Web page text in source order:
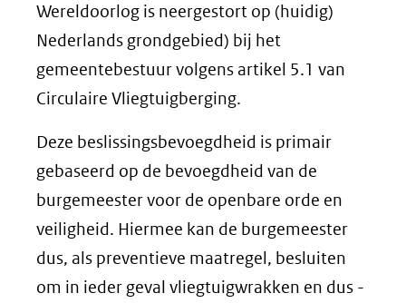
Wereldoorlog is neergestort op (huidig)
Nederlands grondgebied) bij het
gemeentebestuur volgens artikel 5.1 van
Circulaire Vliegtuigberging.
Deze beslissingsbevoegdheid is primair
gebaseerd op de bevoegdheid van de
burgemeester voor de openbare orde en
veiligheid. Hiermee kan de burgemeester
dus, als preventieve maatregel, besluiten
om in ieder geval vliegtuigwrakken en dus -